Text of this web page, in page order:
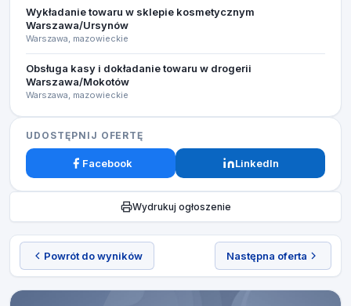
Powrót do wyników Następna oferta
Wykładanie towaru w sklepie kosmetycznym
Warszawa/Ursynów
Warszawa, mazowieckie
Obsługa kasy i dokładanie towaru w drogerii
Warszawa/Mokotów
Warszawa, mazowieckie
UDOSTĘPNIJ OFERTĘ
Facebook LinkedIn
Wydrukuj ogłoszenie